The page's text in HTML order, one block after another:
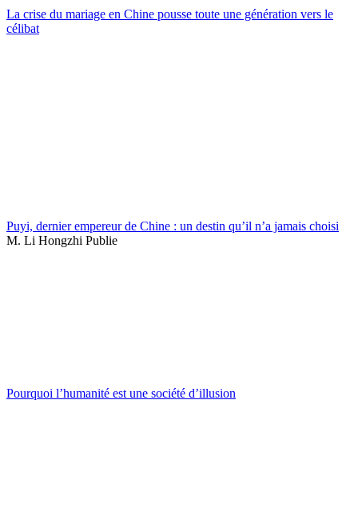
La crise du mariage en Chine pousse toute une génération vers le
célibat
Puyi, dernier empereur de Chine : un destin qu’il n’a jamais choisi
M. Li Hongzhi Publie
Pourquoi l’humanité est une société d’illusion